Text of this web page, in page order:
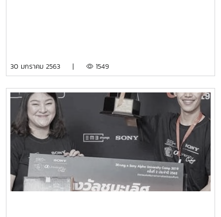
30 มกราคม 2563 | 1549